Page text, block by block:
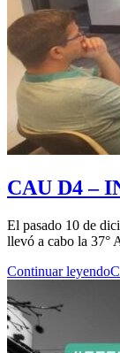
CAU D4 –
El pasado 10 de
llevó a cabo la 37°
Continuar leyendo